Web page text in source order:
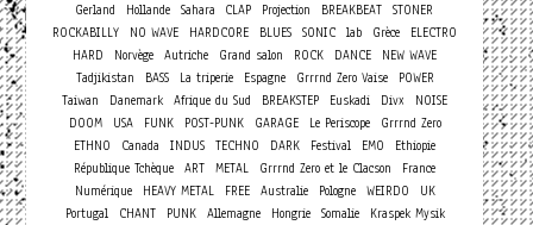
Gerland
Hollande Sahara CLAP Projection BREAKBEAT
STONER
ROCKABILLY
NO WAVE HARDCORE BLUES SONIC lab Grèce
ELECTRO
HARD
Norvège Autriche Grand salon ROCK DANCE
NEW WAVE
Tadjikistan
BASS La triperie Espagne Grrrnd Zero Vaise
POWER
Taiwan
Danemark Afrique du Sud BREAKSTEP Euskadi Divx
NOISE
DOOM
USA FUNK POST-PUNK GARAGE Le Periscope
Grrrnd Zero
ETHNO
Canada INDUS TECHNO DARK Festival EMO
Ethiopie
République Tchèque ART METAL Grrrnd Zero et le Clacson
France
Numérique
HEAVY METAL FREE Australie Pologne WEIRDO
UK
Portugal
CHANT PUNK Allemagne Hongrie Somalie
Kraspek Mysik